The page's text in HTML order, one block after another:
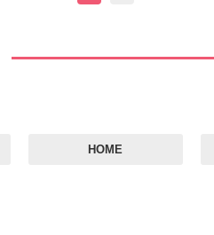
HOME